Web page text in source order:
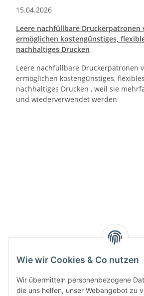
15.04.2026
Leere nachfüllbare Druckerpatronen
ermöglichen kostengünstiges,
nachhaltiges Drucken
Leere nachfüllbare Druckerpatronen
ermöglichen kostengünstiges,
nachhaltiges Drucken , weil sie
und wiederverwendet werden
Wie wir Cookies & Co nutzen
Wir übermitteln personenbezogene
die uns helfen, unser Webangebot zu